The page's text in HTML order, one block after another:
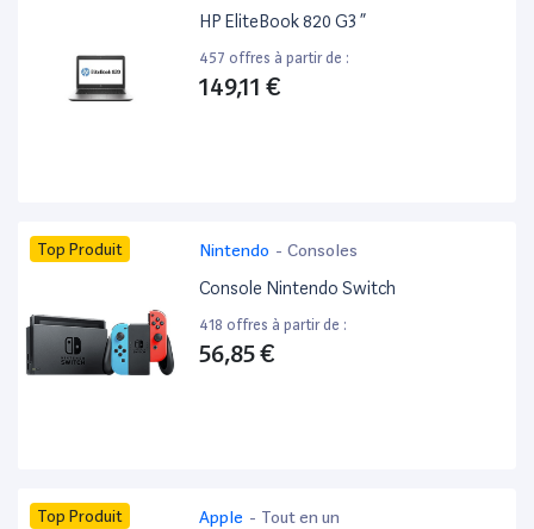
HP EliteBook 820 G3 ”
457 offres à partir de :
149,11 €
Top Produit Nintendo - Consoles
Console Nintendo Switch
418 offres à partir de :
56,85 €
Top Produit Apple - Tout en un